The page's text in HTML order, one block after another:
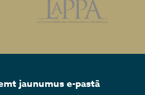
jaunumus e-pastā